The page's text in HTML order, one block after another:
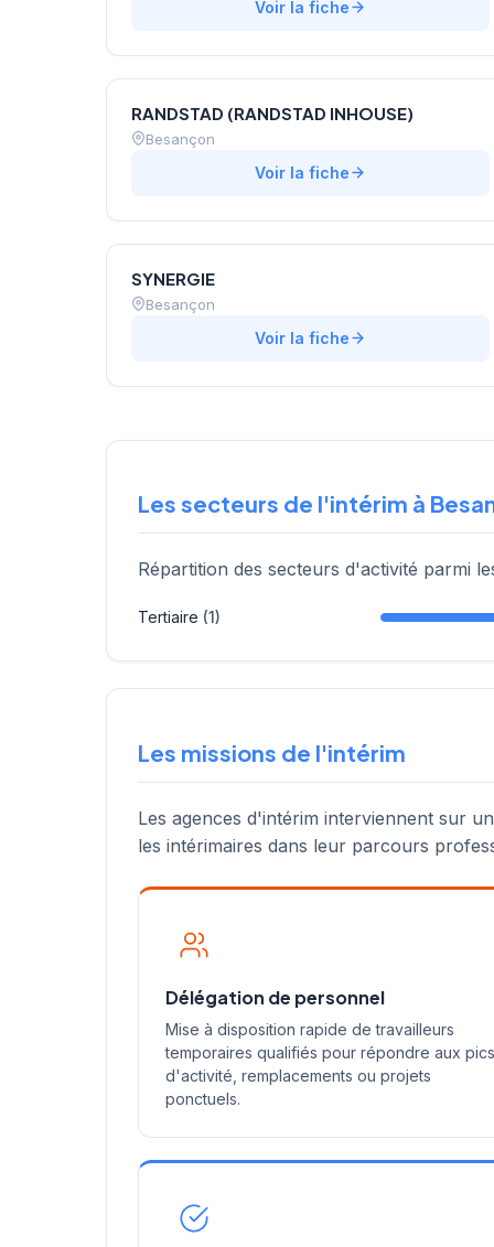
Voir la fiche
RANDSTAD (RANDSTAD INHOUSE)
Besançon
Voir la fiche
SYNERGIE
Besançon
Voir la fiche
Les secteurs de l'intérim à
Répartition des secteurs d'activité parmi
Tertiaire (1)
Les missions de l'intérim
Les agences d'intérim interviennent sur
les intérimaires dans leur parcours
Délégation de personnel
Mise à disposition rapide de travailleurs
temporaires qualifiés pour répondre aux pics
d'activité, remplacements ou projets
ponctuels.